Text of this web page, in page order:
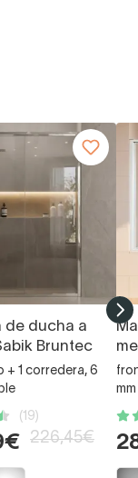
de ducha a
Bruntec
+ 1 corredera, 6
(19)
226,45€
mm